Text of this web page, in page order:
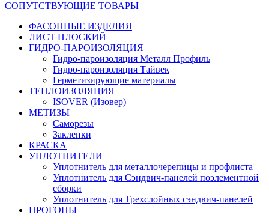
СОПУТСТВУЮЩИЕ ТОВАРЫ
ФАСОННЫЕ ИЗДЕЛИЯ
ЛИСТ ПЛОСКИЙ
ГИДРО-ПАРОИЗОЛЯЦИЯ
Гидро-пароизоляция Металл Профиль
Гидро-пароизоляция Тайвек
Герметизирующие материалы
ТЕПЛОИЗОЛЯЦИЯ
ISOVER (Изовер)
МЕТИЗЫ
Саморезы
Заклепки
КРАСКА
УПЛОТНИТЕЛИ
Уплотнитель для металлочерепицы и профлиста
Уплотнитель для Сэндвич-панелей поэлементной
сборки
Уплотнитель для Трехслойных сэндвич-панелей
ПРОГОНЫ